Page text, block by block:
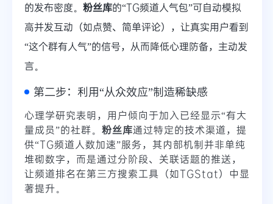
的发布密度。 粉丝库的“TG频道人气包”可自动模拟
高并发互动（如点赞、简单评论），让真实用户看到
“这个群有人气”的信号，从而降低心理防备，主动发
言。
第二步：利用“从众效应”制造稀缺感
心理学研究表明，用户倾向于加入已经显示“有大
量成员”的社群。 粉丝库通过特定的技术渠道，提
供“TG频道人数加速”服务，其内部机制并非单纯
堆砌数字，而是通过分阶段、关联话题的推送，
让频道排名在第三方搜索工具（如TGStat）中显
著提升。